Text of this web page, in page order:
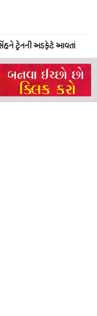
ટ્રેનની અડફેટે આવતાં
WITH TIGER SHROFF,
કલેકટર ને આવેદનપત્ર